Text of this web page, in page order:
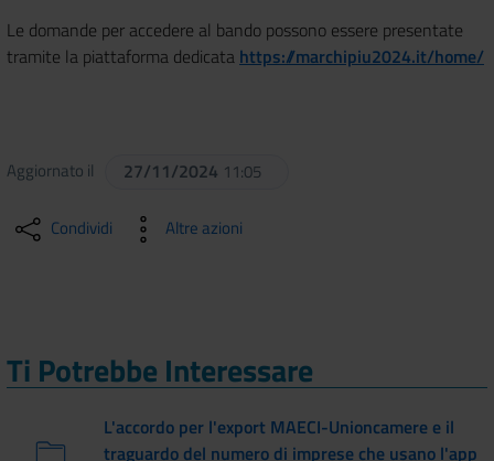
Le domande per accedere al bando possono essere presentate
tramite la piattaforma dedicata https://marchipiu2024.it/home/
Aggiornato il 27/11/2024 11:05
Condividi Altre azioni
Ti Potrebbe Interessare
L'accordo per l'export MAECI-Unioncamere e il
traguardo del numero di imprese che usano l'app